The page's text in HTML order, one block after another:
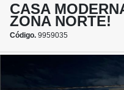
CASA
ZONA NORTE!
Código. 9959035